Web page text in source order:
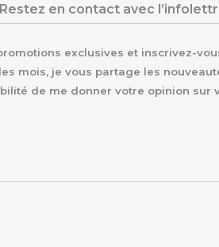
Restez en contact avec
exclusives et inscrivez-
mois, je vous partage les
de me donner votre opinion sur